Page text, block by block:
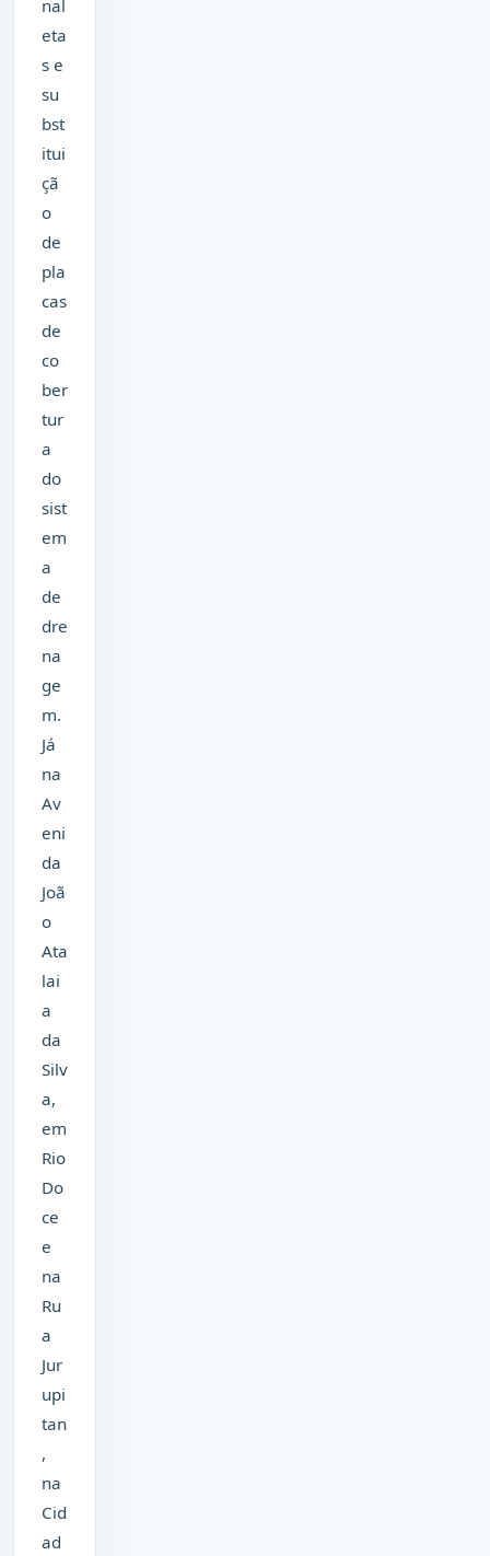
nal
eta
s e
su
bst
itui
çã
o
de
pla
cas
de
co
ber
tur
a
do
sist
em
a
de
dre
na
ge
m.
Já
na
Av
eni
da
Joã
o
Ata
lai
a
da
Silv
a,
em
Rio
Do
ce
e
na
Ru
a
Jur
upi
tan
,
na
Cid
ad